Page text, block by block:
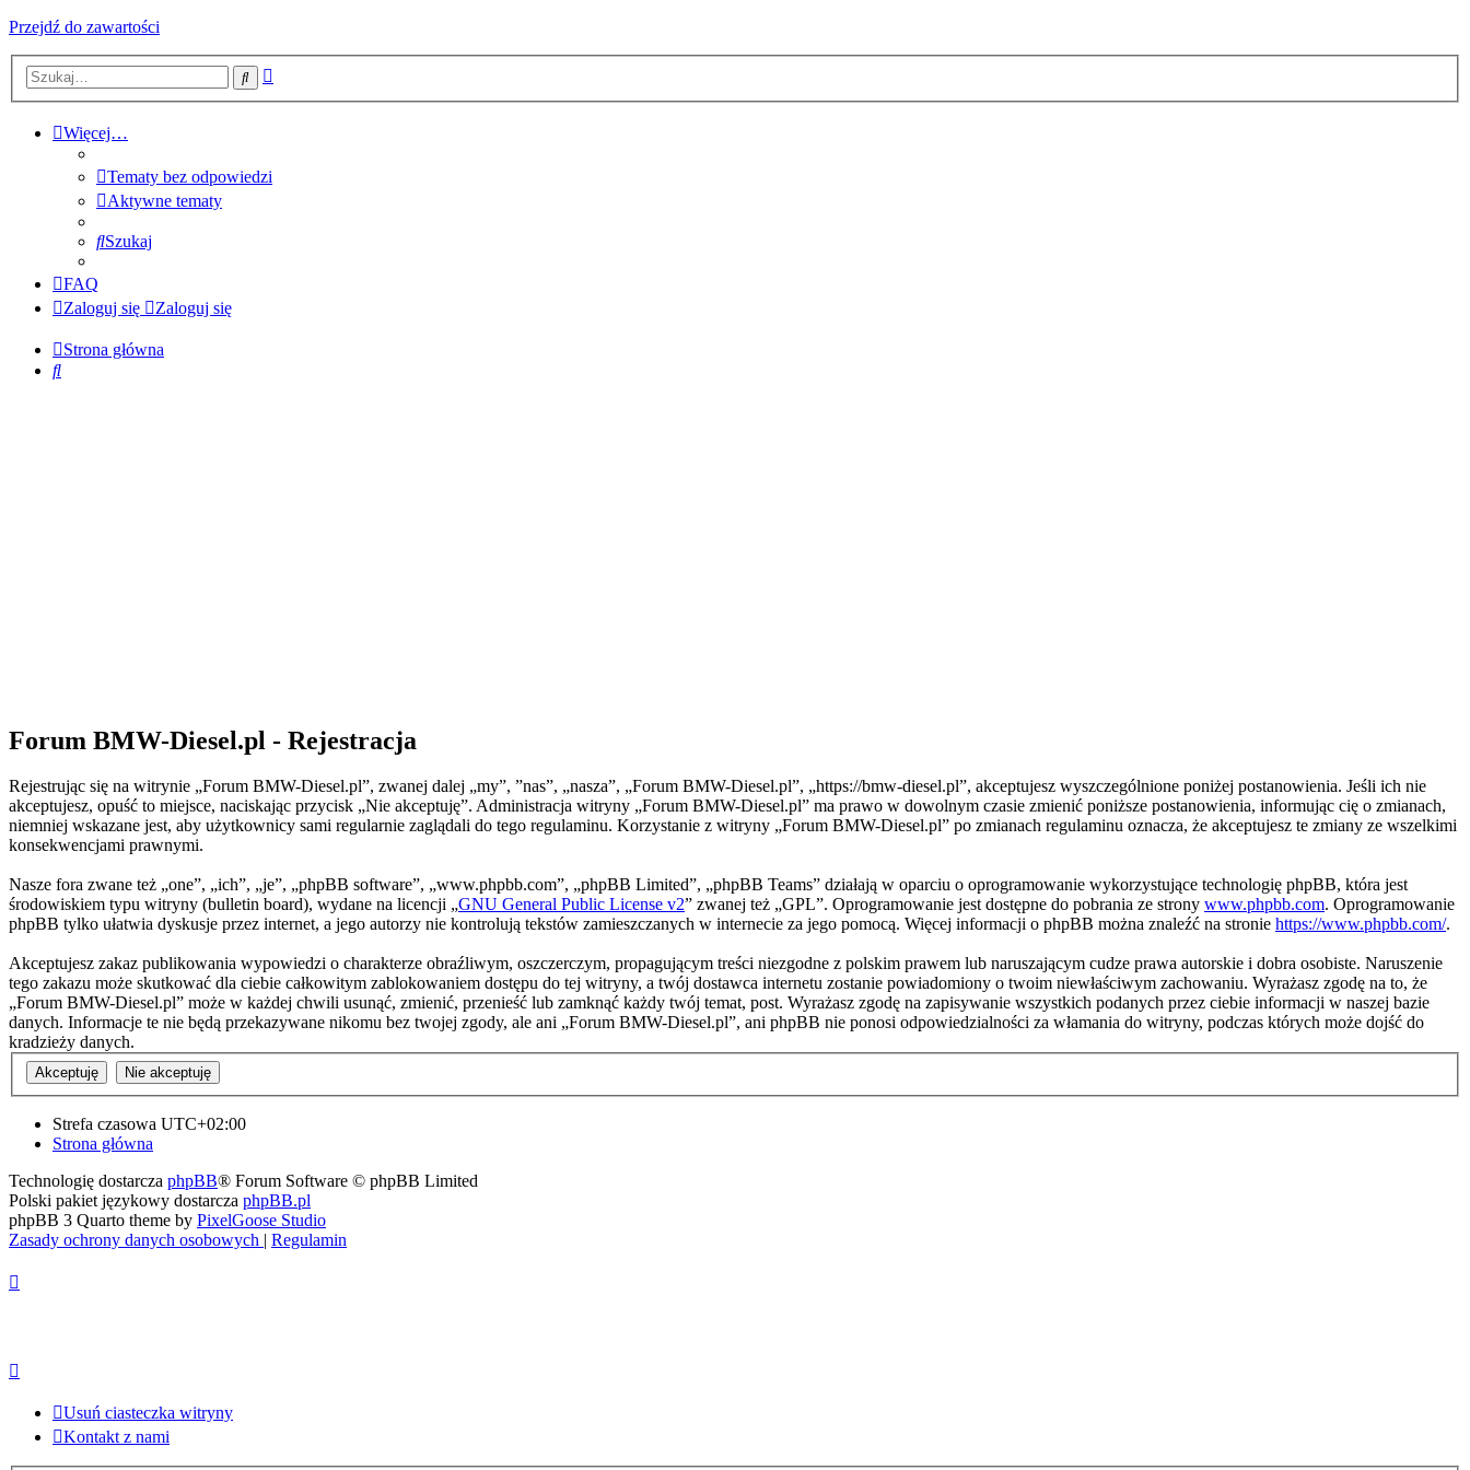
Przejdź do zawartości
Szukaj
Więcej…
Tematy bez odpowiedzi
Aktywne tematy
Szukaj
FAQ
Zaloguj się
Zaloguj się
Strona główna
Szukaj
Forum BMW-Diesel.pl - Rejestracja
Rejestrując się na witrynie „Forum BMW-Diesel.pl”, zwanej dalej „my”, ”nas”, „nasza”, „Forum BMW-Diesel.pl”, „https://bmw-diesel.pl”, akceptujesz wyszczególnione poniżej postanowienia. Jeśli ich nie
akceptujesz, opuść to miejsce, naciskając przycisk „Nie akceptuję”. Administracja witryny „Forum BMW-Diesel.pl” ma prawo w dowolnym czasie zmienić poniższe postanowienia, informując cię o zmianach,
niemniej wskazane jest, aby użytkownicy sami regularnie zaglądali do tego regulaminu. Korzystanie z witryny „Forum BMW-Diesel.pl” po zmianach regulaminu oznacza, że akceptujesz te zmiany ze wszelkimi
konsekwencjami prawnymi.
Nasze fora zwane też „one”, „ich”, „je”, „phpBB software”, „www.phpbb.com”, „phpBB Limited”, „phpBB Teams” działają w oparciu o oprogramowanie wykorzystujące technologię phpBB, która jest
środowiskiem typu witryny (bulletin board), wydane na licencji „GNU General Public License v2” zwanej też „GPL”. Oprogramowanie jest dostępne do pobrania ze strony www.phpbb.com. Oprogramowanie
phpBB tylko ułatwia dyskusje przez internet, a jego autorzy nie kontrolują tekstów zamieszczanych w internecie za jego pomocą. Więcej informacji o phpBB można znaleźć na stronie https://www.phpbb.com/.
Akceptujesz zakaz publikowania wypowiedzi o charakterze obraźliwym, oszczerczym, propagującym treści niezgodne z polskim prawem lub naruszającym cudze prawa autorskie i dobra osobiste. Naruszenie
tego zakazu może skutkować dla ciebie całkowitym zablokowaniem dostępu do tej witryny, a twój dostawca internetu zostanie powiadomiony o twoim niewłaściwym zachowaniu. Wyrażasz zgodę na to, że
„Forum BMW-Diesel.pl” może w każdej chwili usunąć, zmienić, przenieść lub zamknąć każdy twój temat, post. Wyrażasz zgodę na zapisywanie wszystkich podanych przez ciebie informacji w naszej bazie
danych. Informacje te nie będą przekazywane nikomu bez twojej zgody, ale ani „Forum BMW-Diesel.pl”, ani phpBB nie ponosi odpowiedzialności za włamania do witryny, podczas których może dojść do
kradzieży danych.
Strefa czasowa UTC+02:00
Strona główna
Technologię dostarcza phpBB® Forum Software © phpBB Limited
Polski pakiet językowy dostarcza phpBB.pl
phpBB 3 Quarto theme by PixelGoose Studio
Zasady ochrony danych osobowych | Regulamin
Usuń ciasteczka witryny
Kontakt z nami